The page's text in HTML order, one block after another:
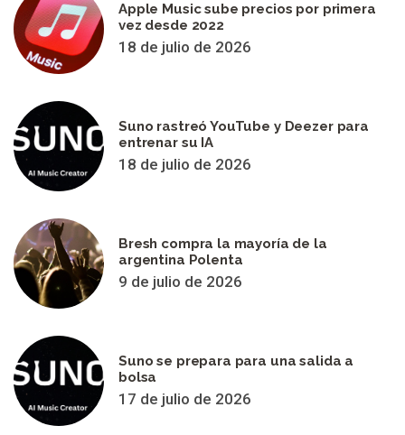
Apple Music sube precios por primera
vez desde 2022
18 de julio de 2026
Suno rastreó YouTube y Deezer para
entrenar su IA
18 de julio de 2026
Bresh compra la mayoría de la
argentina Polenta
9 de julio de 2026
Suno se prepara para una salida a
bolsa
17 de julio de 2026